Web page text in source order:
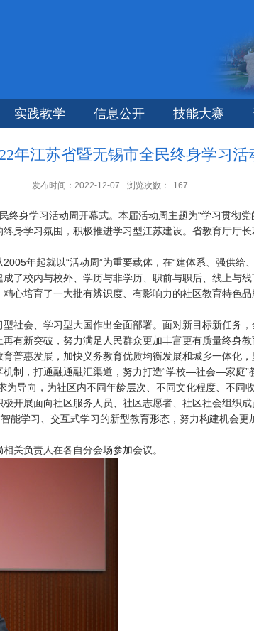
实践教学 信息公开 技能大赛
年江苏省暨无锡市全民终身学习活
发布时间：2022-12-07 浏览次数： 167
身学习活动周开幕式。本届活动周主题为“学习贯彻
身学习氛围，积极推进学习型江苏建设。省教育厅厅
年起就以“活动周”为重要载体，在“建体系、强供给
了校内与校外、学历与非学历、职前与职后、线上与
心培育了一大批有辨识度、有影响力的社区教育特色
社会、学习型大国作出全面部署。面对新目标新任务
有新突破，努力满足人民群众更加丰富更有质量终身
普惠发展，加快义务教育优质均衡发展和城乡一体化
制，打通融通融汇渠道，努力打造“学校—社会—家庭”
为导向，为社区内不同年龄层次、不同文化程度、不同
开展面向社区服务人员、社区志愿者、社区社会组织
能学习、交互式学习的新型教育形态，努力构建机会
关负责人在各自分会场参加会议。